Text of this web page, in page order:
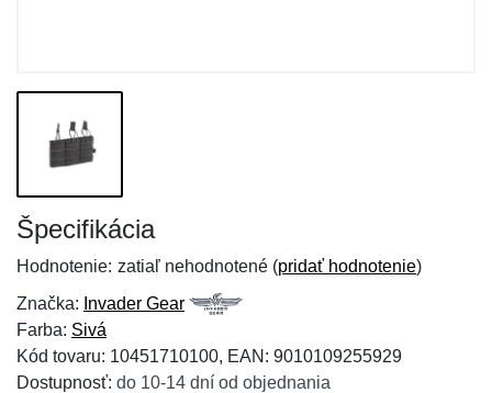
Špecifikácia
Hodnotenie: zatiaľ nehodnotené (pridať hodnotenie)
Značka: Invader Gear
Farba: Sivá
Kód tovaru: 10451710100, EAN: 9010109255929
Dostupnosť: do 10-14 dní od objednania